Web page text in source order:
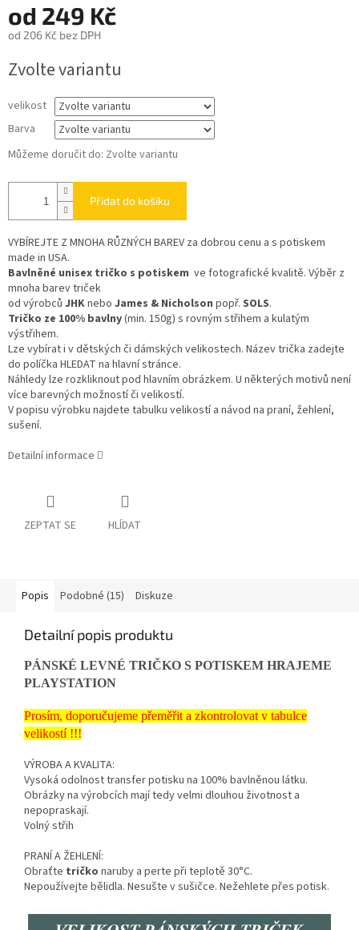
od 249 Kč
od 206 Kč bez DPH
cena:
Zvolte variantu
velikost
Barva
Můžeme doručit do: Zvolte variantu
Přidat do košíku
VYBÍREJTE Z MNOHA RŮZNÝCH BAREV za dobrou cenu a s potiskem
made in USA.
Bavlněné unisex tričko s potiskem ve fotografické kvalitě. Výběr z
mnoha barev triček
od výrobců JHKnebo James & Nicholson popř. SOLS.
Tričko ze 100% bavlny(min. 150g) s rovným střihem a kulatým
výstřihem.
Lze vybírat i v dětských či dámských velikostech. Název trička zadejte
do políčka HLEDAT na hlavní stránce.
Náhledy lze rozkliknout pod hlavním obrázkem. U některých motivů není
více barevných možností či velikostí.
V popisu výrobku najdete tabulku velikostí a návod na praní, žehlení,
sušení.
Detailní informace
ZEPTAT SE HLÍDAT
Popis Podobné (15) Diskuze
Detailní popis produktu
PÁNSKÉ LEVNÉ TRIČKO S POTISKEM HRAJEME
PLAYSTATION
Prosím, doporučujeme přeměřit a zkontrolovat v tabulce
velikostí !!!
VÝROBA A KVALITA:
Vysoká odolnost transfer potisku na 100% bavlněnou látku.
Obrázky na výrobcích mají tedy velmi dlouhou životnost a
nepopraskají.
Volný střih
PRANÍ A ŽEHLENÍ:
Obraťte tričko naruby a perte při teplotě 30°C.
Nepoužívejte bělidla. Nesušte v sušičce. Nežehlete přes potisk.